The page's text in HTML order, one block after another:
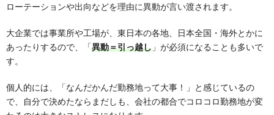
ローテーションや出向などを理由に異動が言い渡されます。
大企業では事業所や工場が、東日本の各地、日本全国・海外とかに
あったりするので、「異動＝引っ越し 」が必須になることも多いで
す。
個人的には、「なんだかんだ勤務地って大事！」と感じているの
で、自分で決めたならまだしも、会社の都合でコロコロ勤務地が変